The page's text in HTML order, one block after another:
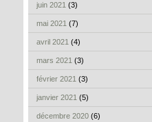
juin 2021 (3)
mai 2021 (7)
avril 2021 (4)
mars 2021 (3)
février 2021 (3)
janvier 2021 (5)
décembre 2020 (6)